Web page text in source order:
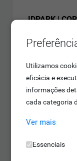
IDPARK |
4 postos de
Equipamentos
Utilizamos
eficácia e
informações
cada categoria
Ver mais
Essenciais